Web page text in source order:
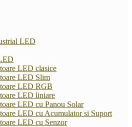
LED
LED clasice
LED Slim
LED RGB
LED liniare
LED cu Panou Solar
LED cu Acumulator si Suport
LED cu Senzor